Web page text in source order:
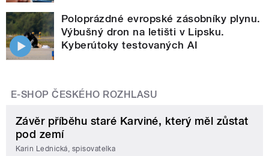
Poloprázdné evropské zásobníky plynu.
Výbušný dron na letišti v Lipsku.
Kyberútoky testovaných AI
E-SHOP ČESKÉHO ROZHLASU
Závěr příběhu staré Karviné, který měl zůstat
pod zemí
Karin Lednická, spisovatelka